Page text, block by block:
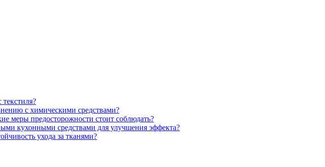
с химическими средствами?
меры предосторожности стоит соблюдать?
кухонными средствами для улучшения эффекта?
ухода за тканями?